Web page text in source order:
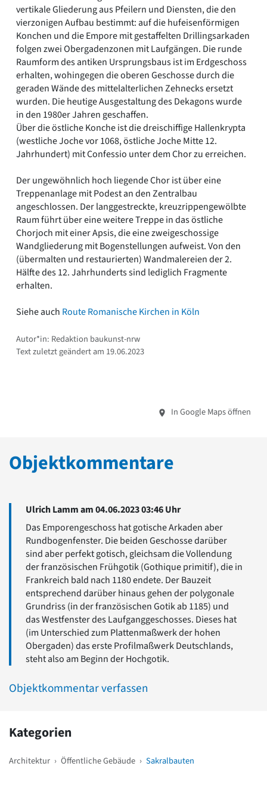
vertikale Gliederung aus Pfeilern und Diensten, die den
vierzonigen Aufbau bestimmt: auf die hufeisenförmigen
Konchen und die Empore mit gestaffelten Drillingsarkaden
folgen zwei Obergadenzonen mit Laufgängen. Die runde
Raumform des antiken Ursprungsbaus ist im Erdgeschoss
erhalten, wohingegen die oberen Geschosse durch die
geraden Wände des mittelalterlichen Zehnecks ersetzt
wurden. Die heutige Ausgestaltung des Dekagons wurde
in den 1980er Jahren geschaffen.
Über die östliche Konche ist die dreischiffige Hallenkrypta
(westliche Joche vor 1068, östliche Joche Mitte 12.
Jahrhundert) mit Confessio unter dem Chor zu erreichen.
Der ungewöhnlich hoch liegende Chor ist über eine
Treppenanlage mit Podest an den Zentralbau
angeschlossen. Der langgestreckte, kreuzrippengewölbte
Raum führt über eine weitere Treppe in das östliche
Chorjoch mit einer Apsis, die eine zweigeschossige
Wandgliederung mit Bogenstellungen aufweist. Von den
(übermalten und restaurierten) Wandmalereien der 2.
Hälfte des 12. Jahrhunderts sind lediglich Fragmente
erhalten.
Siehe auch Route Romanische Kirchen in Köln
Autor*in: Redaktion baukunst-nrw
Text zuletzt geändert am 19.06.2023
In Google Maps öffnen
Objektkommentare
Ulrich Lamm am 04.06.2023 03:46 Uhr
Das Emporengeschoss hat gotische Arkaden aber
Rundbogenfenster. Die beiden Geschosse darüber
sind aber perfekt gotisch, gleichsam die Vollendung
der französischen Frühgotik (Gothique primitif), die in
Frankreich bald nach 1180 endete. Der Bauzeit
entsprechend darüber hinaus gehen der polygonale
Grundriss (in der französischen Gotik ab 1185) und
das Westfenster des Laufganggeschosses. Dieses hat
(im Unterschied zum Plattenmaßwerk der hohen
Obergaden) das erste Profilmaßwerk Deutschlands,
steht also am Beginn der Hochgotik.
Objektkommentar verfassen
Kategorien
Architektur › Öffentliche Gebäude › Sakralbauten